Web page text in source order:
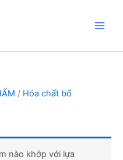
/ Hóa chất bổ
nào khớp với lựa